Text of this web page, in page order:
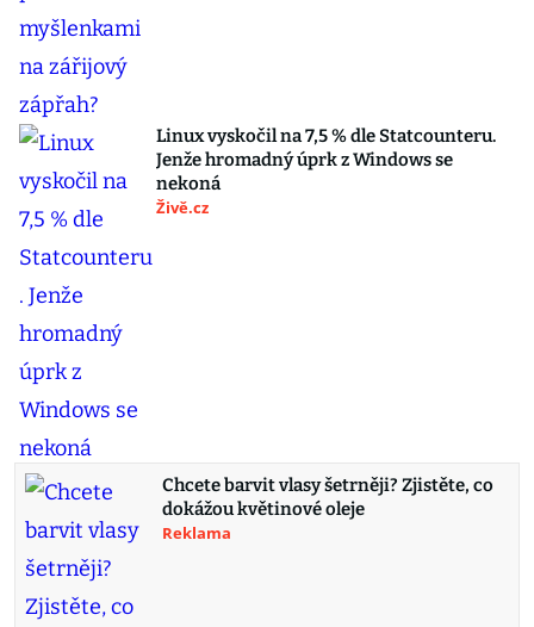
Linux vyskočil na 7,5 % dle Statcounteru.
Jenže hromadný úprk z Windows se
nekoná
Živě.cz
Chcete barvit vlasy šetrněji? Zjistěte, co
dokážou květinové oleje
Reklama